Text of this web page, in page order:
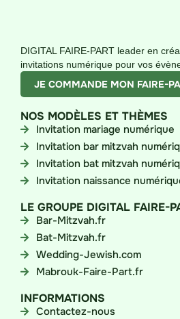
DIGITAL FAIRE-PART leader en
invitations numérique pour vos
JE COMMANDE MON FAIRE-
NOS MODÈLES ET THÈMES
Invitation mariage numérique
Invitation bar mitzvah
Invitation bat mitzvah
Invitation naissance
LE GROUPE DIGITAL FAIRE-
Bar-Mitzvah.fr
Bat-Mitzvah.fr
Wedding-Jewish.com
Mabrouk-Faire-Part.fr
INFORMATIONS
Contactez-nous